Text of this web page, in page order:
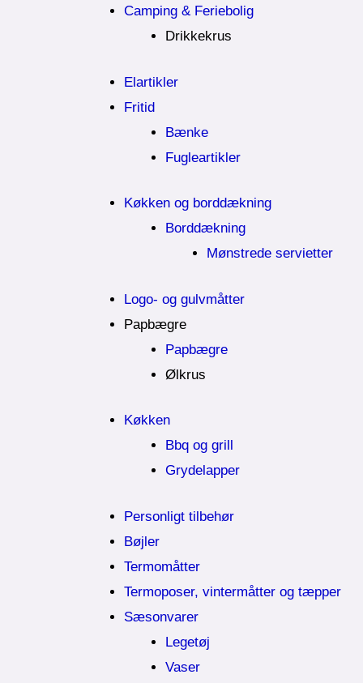
Camping & Feriebolig
Drikkekrus
Elartikler
Fritid
Bænke
Fugleartikler
Køkken og borddækning
Borddækning
Mønstrede servietter
Logo- og gulvmåtter
Papbægre
Papbægre
Ølkrus
Køkken
Bbq og grill
Grydelapper
Personligt tilbehør
Bøjler
Termomåtter
Termoposer, vintermåtter og tæpper
Sæsonvarer
Legetøj
Vaser